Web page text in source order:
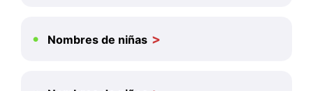
Nombres de niñas